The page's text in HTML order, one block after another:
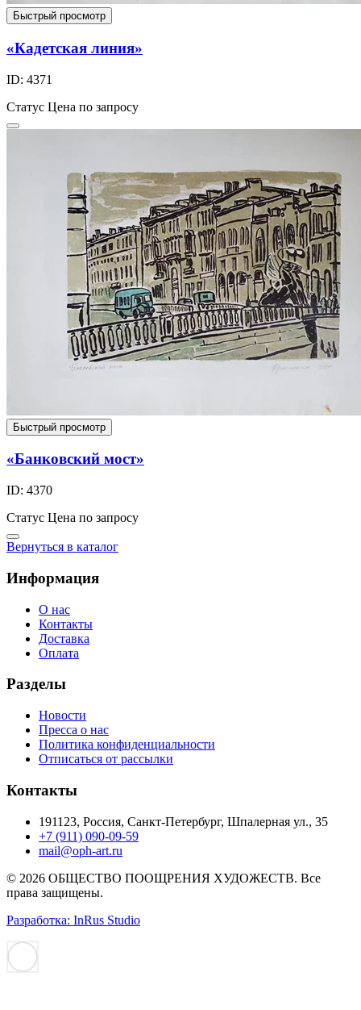
Быстрый просмотр
«Кадетская линия»
ID: 4371
Статус Цена по запросу
Быстрый просмотр
«Банковский мост»
ID: 4370
Статус Цена по запросу
Вернуться в каталог
Информация
О нас
Контакты
Доставка
Оплата
Разделы
Новости
Пресса о нас
Политика конфиденциальности
Отписаться от рассылки
Контакты
191123, Россия, Санкт-Петербург, Шпалерная ул., 35
+7 (911) 090-09-59
mail@oph-art.ru
© 2026 ОБЩЕСТВО ПООЩРЕНИЯ ХУДОЖЕСТВ. Все
права защищены.
Разработка: InRus Studio